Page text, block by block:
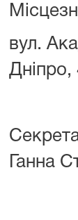
вул.
Ганна